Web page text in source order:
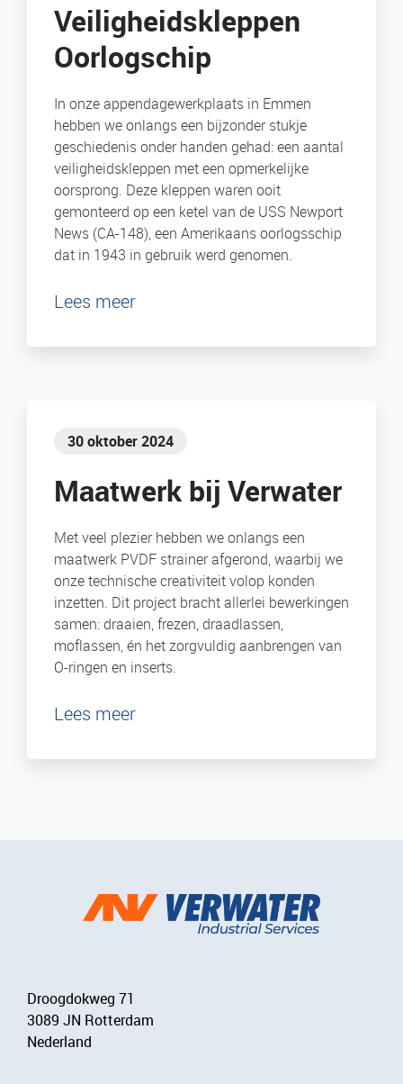
Veiligheidskleppen
Oorlogschip
In onze appendagewerkplaats in Emmen
hebben we onlangs een bijzonder stukje
geschiedenis onder handen gehad: een aantal
veiligheidskleppen met een opmerkelijke
oorsprong. Deze kleppen waren ooit
gemonteerd op een ketel van de USS Newport
News (CA-148), een Amerikaans oorlogsschip
dat in 1943 in gebruik werd genomen.
Lees meer
30 oktober 2024
Maatwerk bij Verwater
Met veel plezier hebben we onlangs een
maatwerk PVDF strainer afgerond, waarbij we
onze technische creativiteit volop konden
inzetten. Dit project bracht allerlei bewerkingen
samen: draaien, frezen, draadlassen,
moflassen, én het zorgvuldig aanbrengen van
O-ringen en inserts.
Lees meer
Droogdokweg 71
3089 JN Rotterdam
Nederland